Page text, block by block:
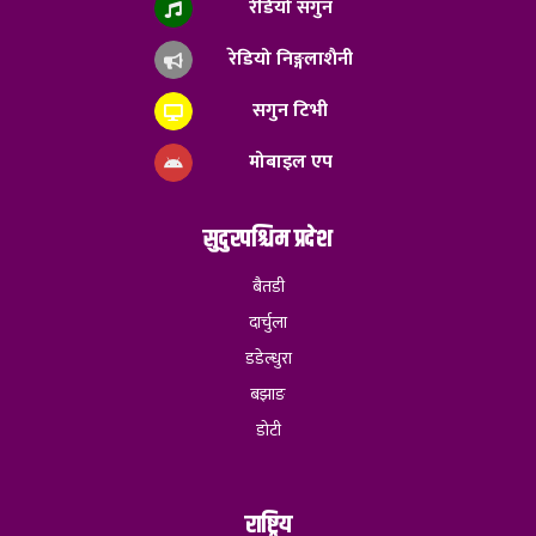
रेडियो सगुन
रेडियो निङ्गलाशैनी
सगुन टिभी
मोबाइल एप
सुदुरपश्चिम प्रदेश
बैतडी
दार्चुला
डडेल्धुरा
बझाङ
डोटी
राष्ट्रिय